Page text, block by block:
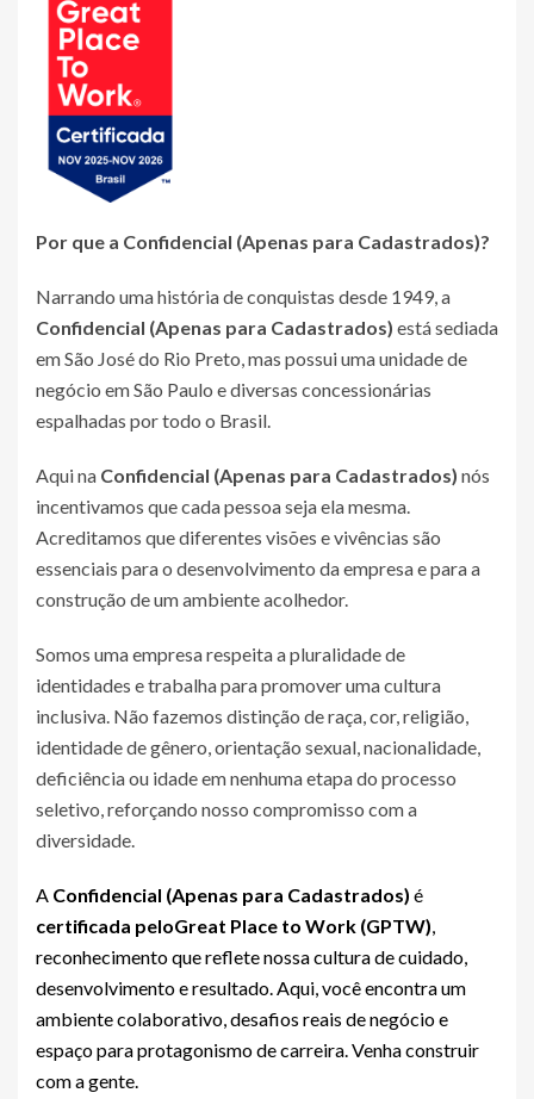
Por que a Confidencial (Apenas para Cadastrados)?
Narrando uma história de conquistas desde 1949, a
Confidencial (Apenas para Cadastrados) está sediada
em São José do Rio Preto, mas possui uma unidade de
negócio em São Paulo e diversas concessionárias
espalhadas por todo o Brasil.
Aqui na Confidencial (Apenas para Cadastrados) nós
incentivamos que cada pessoa seja ela mesma.
Acreditamos que diferentes visões e vivências são
essenciais para o desenvolvimento da empresa e para a
construção de um ambiente acolhedor.
Somos uma empresa respeita a pluralidade de
identidades e trabalha para promover uma cultura
inclusiva. Não fazemos distinção de raça, cor, religião,
identidade de gênero, orientação sexual, nacionalidade,
deficiência ou idade em nenhuma etapa do processo
seletivo, reforçando nosso compromisso com a
diversidade.
A Confidencial (Apenas para Cadastrados) é
certificada peloGreat Place to Work (GPTW)
reconhecimento que reflete nossa cultura de cuidado,
desenvolvimento e resultado. Aqui, você encontra um
ambiente colaborativo, desafios reais de negócio e
espaço para protagonismo de carreira. Venha construir
com a gente.